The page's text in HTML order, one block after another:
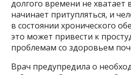
долгого времени не
начинает притупляться, и
в состоянии хронического
это может привести к
проблемам со здоровьем
Врач предупредила о